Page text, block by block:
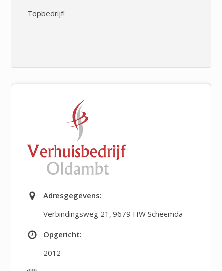
Topbedrijf!
Adresgegevens:
Verbindingsweg 21 ,9679 HW Scheemda
Opgericht:
2012